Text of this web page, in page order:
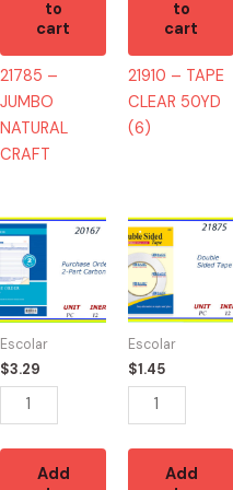
to
cart
21785 –
JUMBO
NATURAL
CRAFT
to
cart
21910 – TAPE
CLEAR 50YD
(6)
Escolar
$3.29
20167
-
PURCHASE
ORDER
5"
quantity
Add
Escolar
$1.45
21875
-
MASKING
TAPE
DOBLE
LADO
quantity
Add